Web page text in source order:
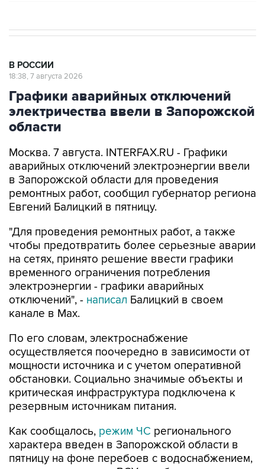
Графики аварийных отключений
электричества ввели в Запорожской
области
Москва. 7 августа. INTERFAX.RU - Графики
в Запорожской области для проведения
ремонтных работ, сообщил губернатор региона
Евгений Балицкий в пятницу.
"Для проведения ремонтных работ, а также
на сетях, принято решение ввести графики
временного ограничения потребления
электроэнергии - графики аварийных
отключений", -написалБалицкий в своем
канале в Max.
По его словам, электроснабжение
мощности источника и с учетом оперативной
обстановки. Социально значимые объекты и
критическая инфраструктура подключена к
резервным источникам питания.
Как сообщалось,режим ЧСрегионального
пятницу на фоне перебоев с водоснабжением,
вызванных ударами ВСУ по объектам
энергетики.